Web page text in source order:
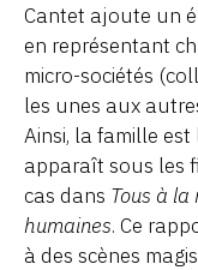
Cantet ajoute un
en représentant
micro-sociétés
les unes aux
Ainsi, la famille
apparaît sous les
cas dans Tous à la
humaines. Ce
à des scènes